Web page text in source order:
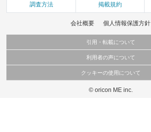
調査方法 掲載規約
会社概要 個人情報保護方針
引用・転載について
当サイトで公開されている情報（文字、写真、イラスト、画
これらの情報を権利者の許可なく無断転載・複製などの二次
利用者の声について
当サイトに掲載している内容はすべてサービスの利用者が提
弊社の見解・ 意見ではないことをご理解いただいた上でご覧く
クッキーの使用について
このサイトでは Cookie を使用して、ユーザーに合わせたコン
© oricon ME inc.